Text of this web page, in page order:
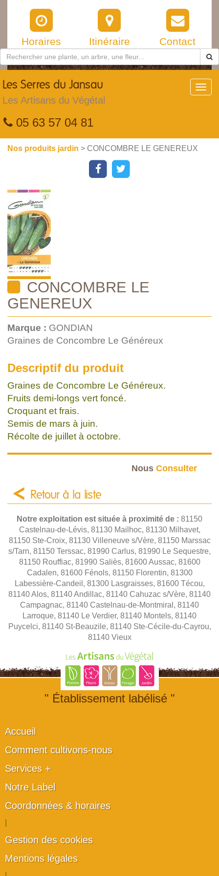
Horaires Itinéraire Contact
Les Serres du Jansau
Les Artisans du Végétal
05 63 57 04 81
Nos produits jardin > CONCOMBRE LE GENEREUX
CONCOMBRE LE
GENEREUX
Marque : GONDIAN
Graines de Concombre Le Généreux
Descriptif du produit
Graines de Concombre Le Généreux.
Fruits demi-longs vert foncé.
Croquant et frais.
Semis de mars à juin.
Récolte de juillet à octobre.
Nous Consulter
Retour à la liste
Notre exploitation est située à proximité de : 81150
Castelnau-de-Lévis, 81130 Mailhoc, 81130 Milhavet,
81150 Ste-Croix, 81130 Villeneuve s/Vère, 81150 Marssac
s/Tarn, 81150 Terssac, 81990 Carlus, 81990 Le Sequestre,
81150 Rouffiac, 81990 Saliès, 81600 Aussac, 81600
Cadalen, 81600 Fénols, 81150 Florentin, 81300
Labessière-Candeil, 81300 Lasgraisses, 81600 Técou,
81140 Alos, 81140 Andillac, 81140 Cahuzac s/Vère, 81140
Campagnac, 81140 Castelnau-de-Montmiral, 81140
Larroque, 81140 Le Verdier, 81140 Montels, 81140
Puycelci, 81140 St-Beauzile, 81140 Ste-Cécile-du-Cayrou,
81140 Vieux
" Établissement labélisé "
Accueil
Comment cultivons-nous
Services +
Notre Label
Coordonnées & horaires
Gestion des cookies
Mentions légales